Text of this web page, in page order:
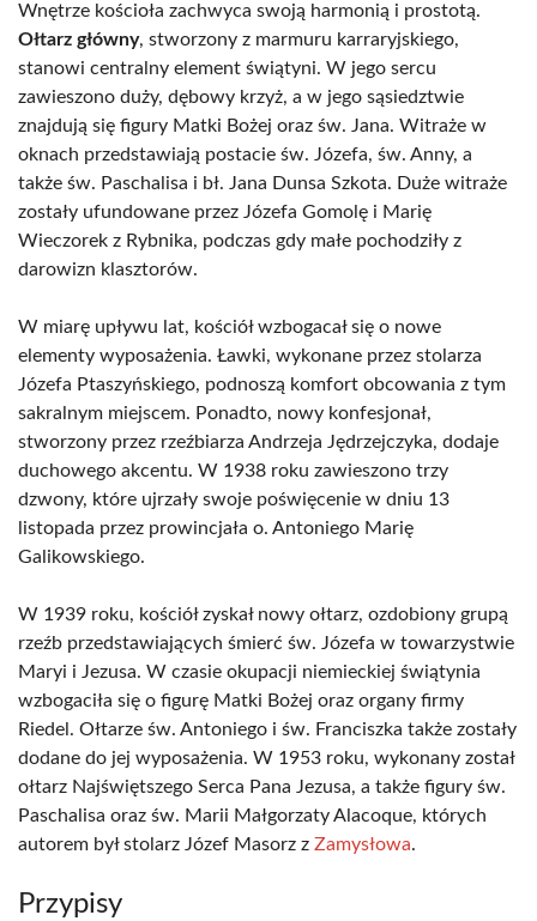
Wnętrze kościoła zachwyca swoją harmonią i prostotą.
Ołtarz główny, stworzony z marmuru karraryjskiego,
stanowi centralny element świątyni. W jego sercu
zawieszono duży, dębowy krzyż, a w jego sąsiedztwie
znajdują się figury Matki Bożej oraz św. Jana. Witraże w
oknach przedstawiają postacie św. Józefa, św. Anny, a
także św. Paschalisa i bł. Jana Dunsa Szkota. Duże witraże
zostały ufundowane przez Józefa Gomolę i Marię
Wieczorek z Rybnika, podczas gdy małe pochodziły z
darowizn klasztorów.
W miarę upływu lat, kościół wzbogacał się o nowe
elementy wyposażenia. Ławki, wykonane przez stolarza
Józefa Ptaszyńskiego, podnoszą komfort obcowania z tym
sakralnym miejscem. Ponadto, nowy konfesjonał,
stworzony przez rzeźbiarza Andrzeja Jędrzejczyka, dodaje
duchowego akcentu. W 1938 roku zawieszono trzy
dzwony, które ujrzały swoje poświęcenie w dniu 13
listopada przez prowincjała o. Antoniego Marię
Galikowskiego.
W 1939 roku, kościół zyskał nowy ołtarz, ozdobiony grupą
rzeźb przedstawiających śmierć św. Józefa w towarzystwie
Maryi i Jezusa. W czasie okupacji niemieckiej świątynia
wzbogaciła się o figurę Matki Bożej oraz organy firmy
Riedel. Ołtarze św. Antoniego i św. Franciszka także zostały
dodane do jej wyposażenia. W 1953 roku, wykonany został
ołtarz Najświętszego Serca Pana Jezusa, a także figury św.
Paschalisa oraz św. Marii Małgorzaty Alacoque, których
autorem był stolarz Józef Masorz z Zamysłowa.
Przypisy